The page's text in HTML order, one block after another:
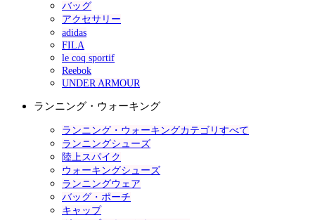
バッグ
アクセサリー
adidas
FILA
le coq sportif
Reebok
UNDER ARMOUR
ランニング・ウォーキング
ランニング・ウォーキングカテゴリすべて
ランニングシューズ
陸上スパイク
ウォーキングシューズ
ランニングウェア
バッグ・ポーチ
キャップ